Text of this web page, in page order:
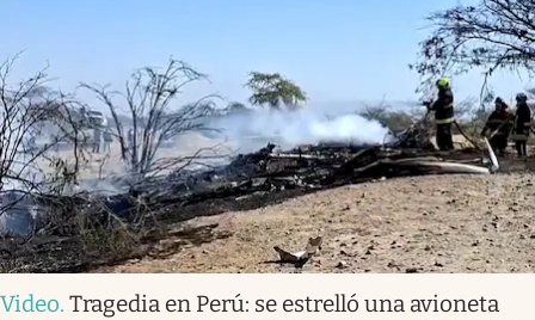
Video. Tragedia en Perú: se estrelló una avioneta